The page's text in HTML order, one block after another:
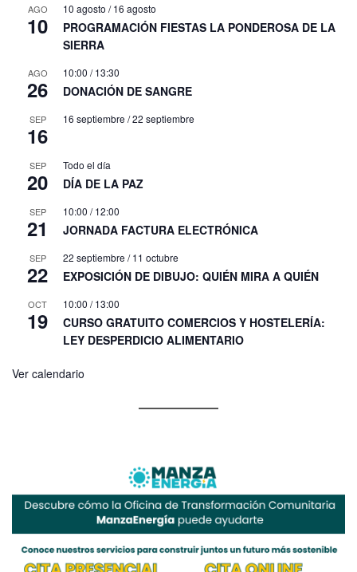
AGO
10
10 agosto /16 agosto
PROGRAMACIÓN FIESTAS LA PONDEROSA DE LA
SIERRA
AGO
26
10:00 /13:30
DONACIÓN DE SANGRE
SEP
16
16 septiembre /22 septiembre
SEP
20
Todo el día
DÍA DE LA PAZ
SEP
21
10:00 /12:00
JORNADA FACTURA ELECTRÓNICA
SEP
22
22 septiembre /11 octubre
EXPOSICIÓN DE DIBUJO: QUIÉN MIRA A QUIÉN
OCT
19
10:00 /13:00
CURSO GRATUITO COMERCIOS Y HOSTELERÍA:
LEY DESPERDICIO ALIMENTARIO
Ver calendario